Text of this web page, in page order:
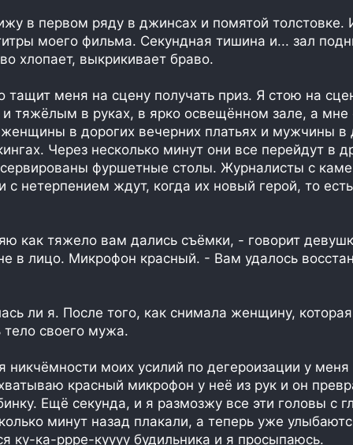
в первом ряду в джинсах и помятой толстовке.
моего фильма. Секундная тишина и... зал
хлопает, выкрикивает браво.
тащит меня на сцену получать приз. Я стою на
тяжёлым в руках, в ярко освещённом зале, а мне
в дорогих вечерних платьях и мужчины в
Через несколько минут они все перейдут в
сервированы фуршетные столы. Журналисты с
с нетерпением ждут, когда их новый герой, то
как тяжело вам дались съёмки, - говорит
в лицо. Микрофон красный. - Вам удалось
ли я. После того, как снимала женщину,
тело своего мужа.
никчёмности моих усилий по дегероизации у
красный микрофон у неё из рук и он
Ещё секунда, и я размозжу все эти головы с
минут назад плакали, а теперь уже
ку-ка-ррре-куууу будильника и я просыпаюсь.